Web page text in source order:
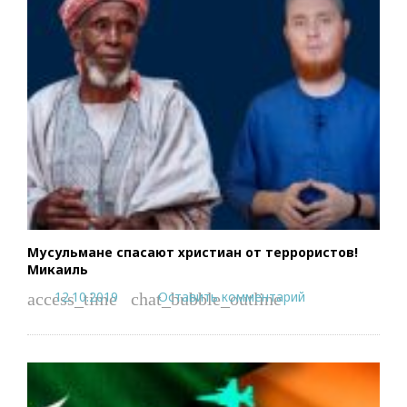
Мусульмане спасают христиан от террористов!
Микаиль
access_time
12.10.2019 chat_bubble_outline
Оставить комментарий